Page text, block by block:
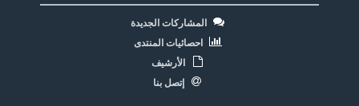
المشاركات الجديدة
احصائيات المنتدى
الأرشيف
إتصل بنا